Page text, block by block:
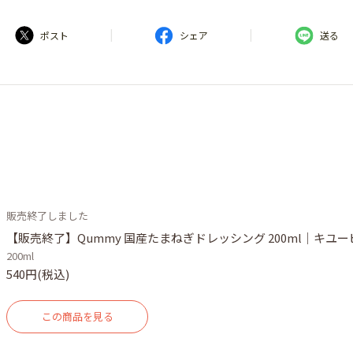
ポスト | シェア | 送る
販売終了しました
【販売終了】Qummy 国産たまねぎドレッシング 200ml｜キユー
200ml
540円(税込)
この商品を見る